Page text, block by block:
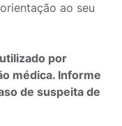
ao seu
por
médica. Informe
de suspeita de